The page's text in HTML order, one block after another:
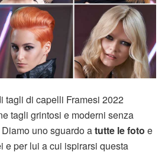
tagli di capelli Framesi 2022
tagli grintosi e moderni senza
uno sguardo atutte le foto e
e per lui a cui ispirarsi questa